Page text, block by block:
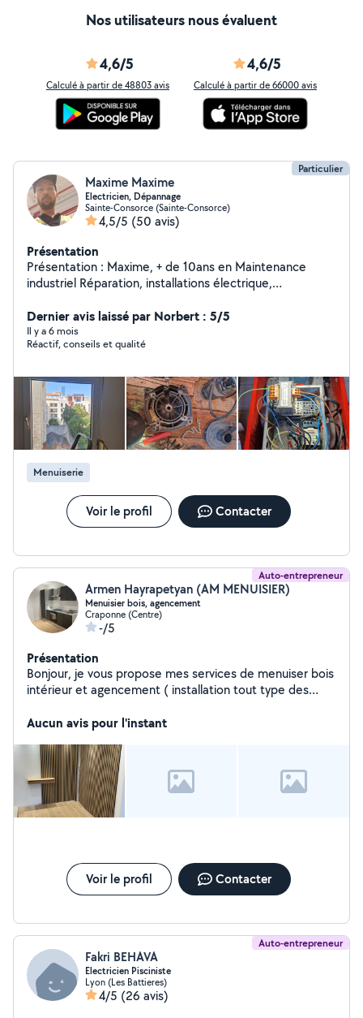
Nos utilisateurs nous évaluent
4,6/5
Calculé à partir de 48803 avis
4,6/5
Calculé à partir de 66000 avis
Particulier
Maxime Maxime
Electricien, Dépannage
Sainte-Consorce (Sainte-Consorce)
4,5/5 (50 avis)
Présentation
Présentation : Maxime, + de 10ans en Maintenance
industriel Réparation, installations électrique,
pneumatiques. Mes dommaines sont donc : -
Automatisme ( portail, volet, store, etc) Réparation
moteur somfy, bubendorf, Nice,etc - Motorisation (
Instalation: Electrique, sanitaire, cuisine,SDB -
Electroménager Pret a vous rendre service Ouvert à
toute proposition
Dernier avis laissé par Norbert : 5/5
Il y a 6 mois
Réactif, conseils et qualité
Menuiserie
Voir le profil Contacter
Auto-entrepreneur
Armen Hayrapetyan (AM MENUISIER)
Menuisier bois, agencement
Craponne (Centre)
-/5
Présentation
Bonjour, je vous propose mes services de menuiser bois
intérieur et agencement ( installation tout type des
Aucun avis pour l'instant
Voir le profil Contacter
Auto-entrepreneur
Fakri BEHAVA
Electricien Pisciniste
Lyon (Les Battieres)
4/5 (26 avis)